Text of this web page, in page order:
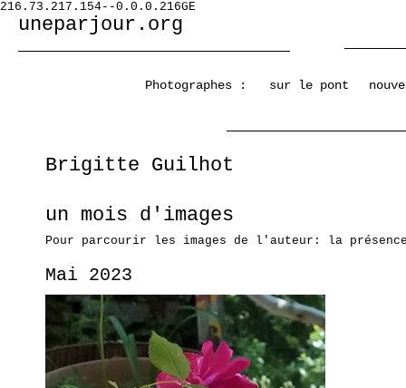
216.73.217.154--0.0.0.216GE
uneparjour.org
Photographes : sur le pont
Brigitte Guilhot
un mois d'images
Pour parcourir les images de l'auteur: la
Mai 2023